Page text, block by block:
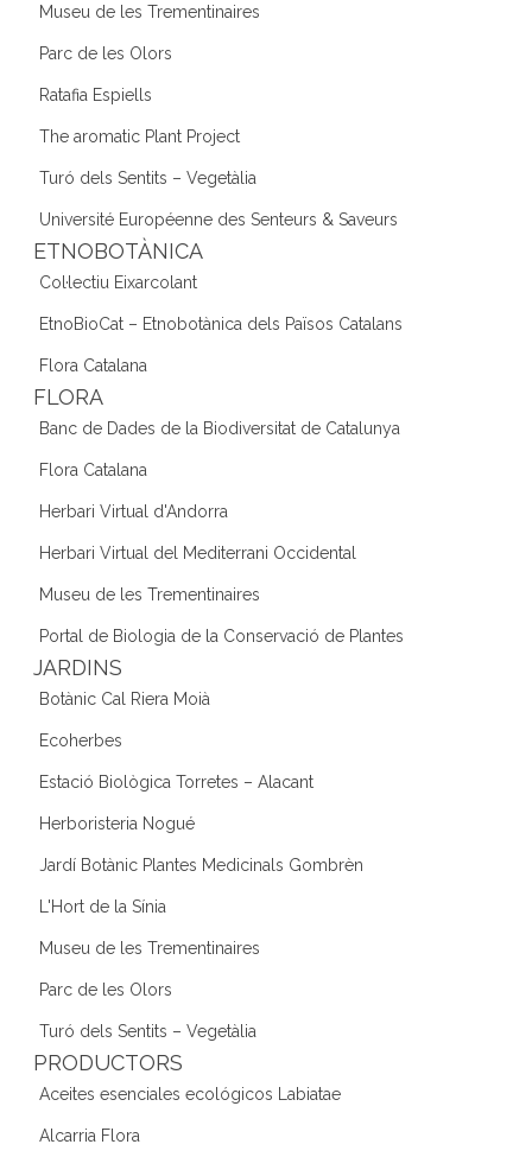
Museu de les Trementinaires
Parc de les Olors
Ratafia Espiells
The aromatic Plant Project
Turó dels Sentits – Vegetàlia
Université Européenne des Senteurs & Saveurs
ETNOBOTÀNICA
Col·lectiu Eixarcolant
EtnoBioCat – Etnobotànica dels Països Catalans
Flora Catalana
FLORA
Banc de Dades de la Biodiversitat de Catalunya
Flora Catalana
Herbari Virtual d'Andorra
Herbari Virtual del Mediterrani Occidental
Museu de les Trementinaires
Portal de Biologia de la Conservació de Plantes
JARDINS
Botànic Cal Riera Moià
Ecoherbes
Estació Biològica Torretes – Alacant
Herboristeria Nogué
Jardí Botànic Plantes Medicinals Gombrèn
L'Hort de la Sínia
Museu de les Trementinaires
Parc de les Olors
Turó dels Sentits – Vegetàlia
PRODUCTORS
Aceites esenciales ecológicos Labiatae
Alcarria Flora